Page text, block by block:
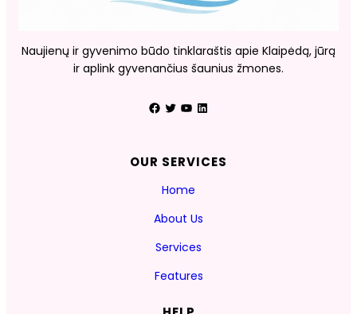
Naujienų ir gyvenimo būdo tinklaraštis apie Klaipėdą, jūrą
ir aplink gyvenančius šaunius žmones.
Facebook Twitter YouTube LinkedIn
OUR SERVICES
Home
About Us
Services
Features